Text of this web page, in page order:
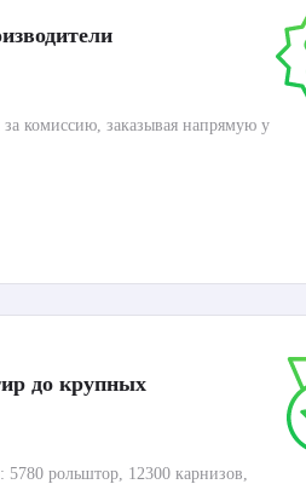
комиссию, заказывая напрямую у
до крупных
рольштор, 12300 карнизов,